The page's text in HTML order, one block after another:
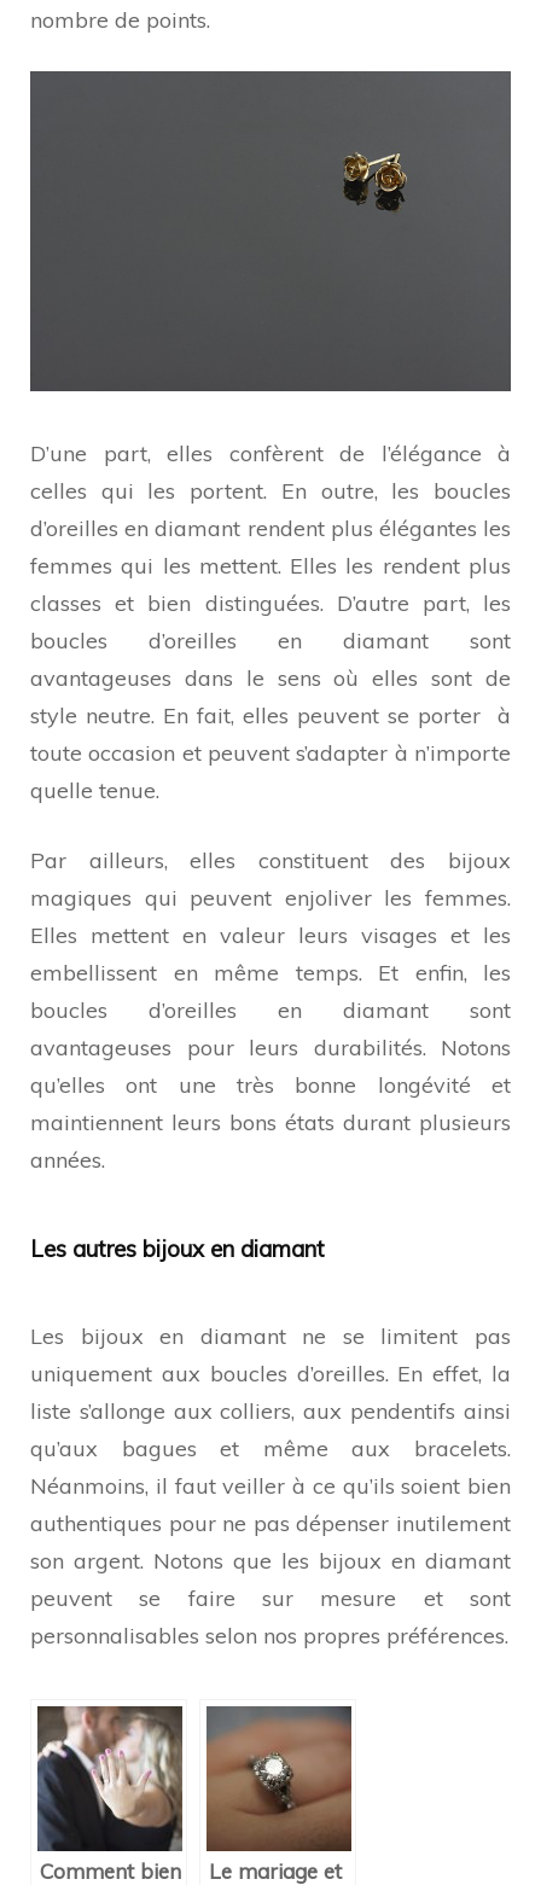
nombre de points.
D’une part, elles confèrent de l’élégance à
celles qui les portent. En outre, les boucles
d’oreilles en diamant rendent plus élégantes les
femmes qui les mettent. Elles les rendent plus
classes et bien distinguées. D’autre part, les
boucles d’oreilles en diamant sont
avantageuses dans le sens où elles sont de
style neutre. En fait, elles peuvent se porter à
toute occasion et peuvent s’adapter à n’importe
quelle tenue.
Par ailleurs, elles constituent des bijoux
magiques qui peuvent enjoliver les femmes.
Elles mettent en valeur leurs visages et les
embellissent en même temps. Et enfin, les
boucles d’oreilles en diamant sont
avantageuses pour leurs durabilités. Notons
qu’elles ont une très bonne longévité et
maintiennent leurs bons états durant plusieurs
années.
Les autres bijoux en diamant
Les bijoux en diamant ne se limitent pas
uniquement aux boucles d’oreilles. En effet, la
liste s’allonge aux colliers, aux pendentifs ainsi
qu’aux bagues et même aux bracelets.
Néanmoins, il faut veiller à ce qu’ils soient bien
authentiques pour ne pas dépenser inutilement
son argent. Notons que les bijoux en diamant
peuvent se faire sur mesure et sont
personnalisables selon nos propres préférences.
Comment bien Le mariage et